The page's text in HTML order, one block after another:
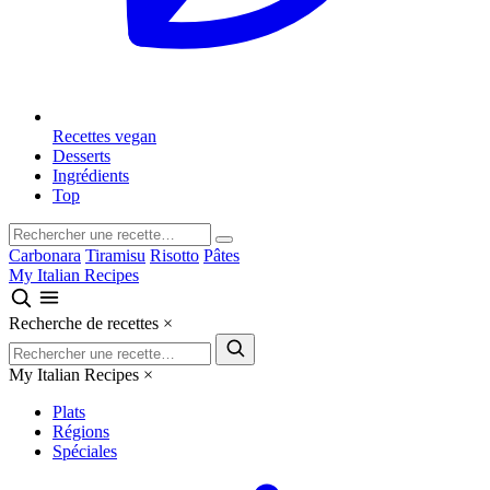
Recettes vegan
Desserts
Ingrédients
Top
Carbonara Tiramisu Risotto Pâtes
My Italian Recipes
Recherche de recettes ×
My Italian Recipes ×
Plats
Régions
Spéciales